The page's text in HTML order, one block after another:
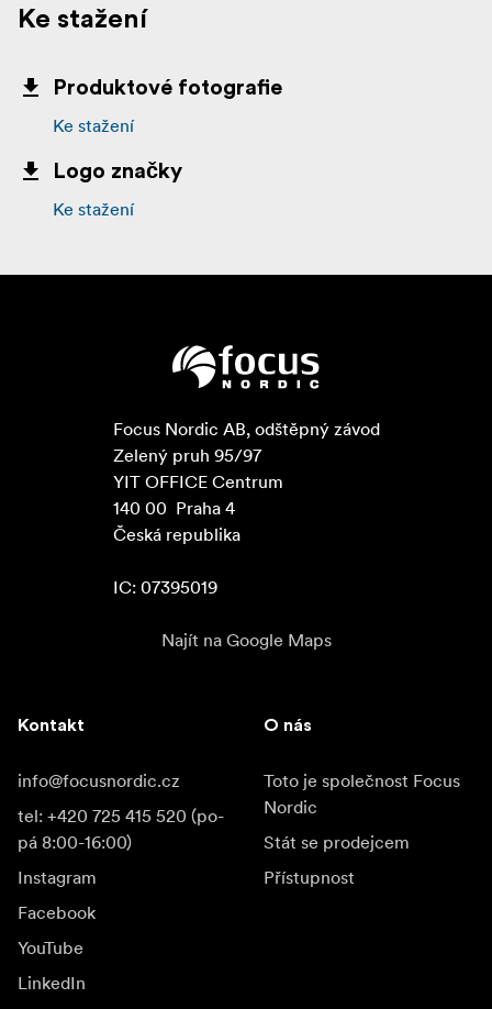
Ke stažení
Produktové fotografie
Ke stažení
Logo značky
Ke stažení
Focus Nordic AB, odštěpný závod
Zelený pruh 95/97
YIT OFFICE Centrum
140 00  Praha 4
Česká republika
IC: 07395019
Najít na Google Maps
Kontakt
info@focusnordic.cz
tel: +420 725 415 520 (po-
pá 8:00-16:00)
Instagram
Facebook
YouTube
LinkedIn
O nás
Toto je společnost Focus
Nordic
Stát se prodejcem
Přístupnost